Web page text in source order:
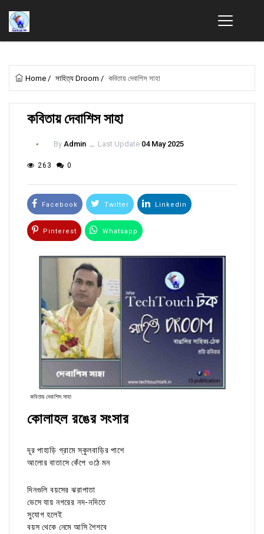
Home / সাহিত্য Droom / কবিতায় দেবাশিস সাহা
কবিতায় দেবাশিস সাহা
By Admin ــ Last Update 04 May 2025
263 0
Facebook Twitter Linkedin
Pinterest Whatsapp
কবিতায় দেবাশিস সাহা
কোলাহল রঙের সংসার
দূর পাহাড়ি গ্রামে স্কুলবাড়ির পাশে
আলোর বাতাসে কেঁপে ওঠে মন
দিনগুলি বয়সের ঝরাপাতা
ভেসে যায় নগরের নদ-নদিতে
সুযোগ হলেই
বয়স থেকে নেমে আসি শৈশবে